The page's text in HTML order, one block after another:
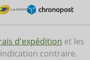
d'expédition et les
contraire.